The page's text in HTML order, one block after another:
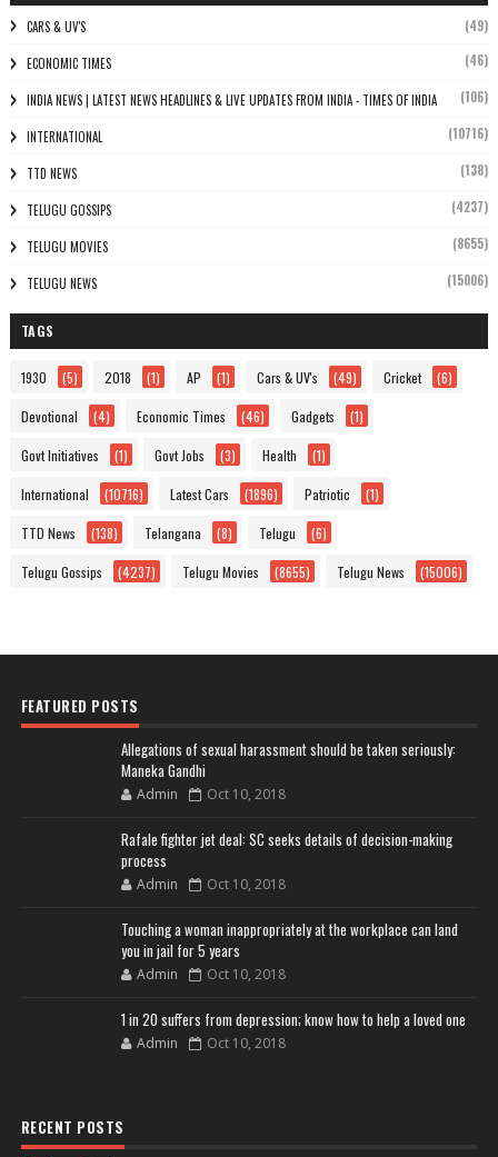
CARS & UV'S (49)
ECONOMIC TIMES (46)
INDIA NEWS | LATEST NEWS HEADLINES & LIVE UPDATES FROM INDIA - TIMES OF INDIA (106)
INTERNATIONAL (10716)
TTD NEWS (138)
TELUGU GOSSIPS (4237)
TELUGU MOVIES (8655)
TELUGU NEWS (15006)
TAGS
1930 (5) 2018 (1) AP (1) Cars & UV's (49) Cricket (6)
Devotional (4) Economic Times (46) Gadgets (1)
Govt Initiatives (1) Govt Jobs (3) Health (1)
International (10716) Latest Cars (1896) Patriotic (1)
TTD News (138) Telangana (8) Telugu (6)
Telugu Gossips (4237) Telugu Movies (8655) Telugu News (15006)
FEATURED POSTS
Allegations of sexual harassment should be taken seriously:
Maneka Gandhi
Admin Oct 10, 2018
Rafale fighter jet deal: SC seeks details of decision-making
process
Admin Oct 10, 2018
Touching a woman inappropriately at the workplace can land
you in jail for 5 years
Admin Oct 10, 2018
1 in 20 suffers from depression; know how to help a loved one
Admin Oct 10, 2018
RECENT POSTS